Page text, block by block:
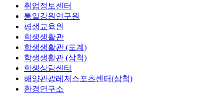
취업정보센터
통일강원연구원
평생교육원
학생생활관
학생생활관 (도계)
학생생활관 (삼척)
학생상담센터
해양관광레저스포츠센터(삼척)
환경연구소